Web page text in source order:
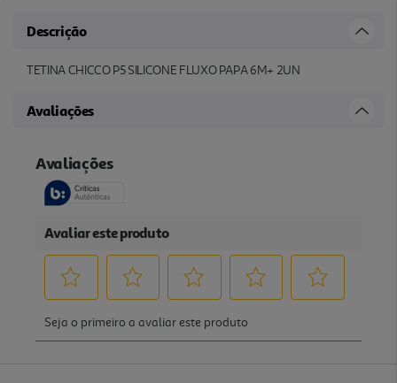
Descrição
TETINA CHICCO P5 SILICONE FLUXO PAPA 6M+ 2UN
Avaliações